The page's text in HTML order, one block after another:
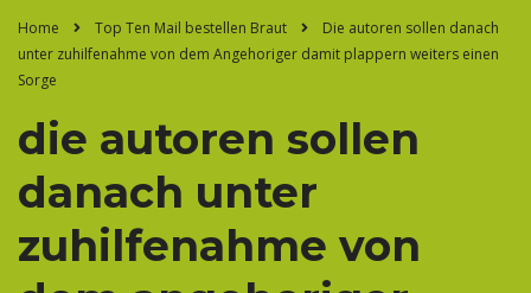
Home Top Ten Mail bestellen Braut
Die autoren sollen danach
unter zuhilfenahme von dem Angehoriger damit plappern weiters einen
Sorge
die autoren sollen
danach unter
zuhilfenahme von